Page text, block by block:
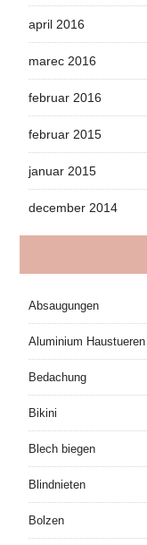
april 2016
marec 2016
februar 2016
februar 2015
januar 2015
december 2014
Absaugungen
Aluminium Haustueren
Bedachung
Bikini
Blech biegen
Blindnieten
Bolzen